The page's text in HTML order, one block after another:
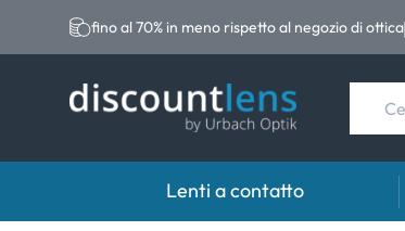
fino al 70% in meno rispetto al negozio di ottica
Lenti a contatto